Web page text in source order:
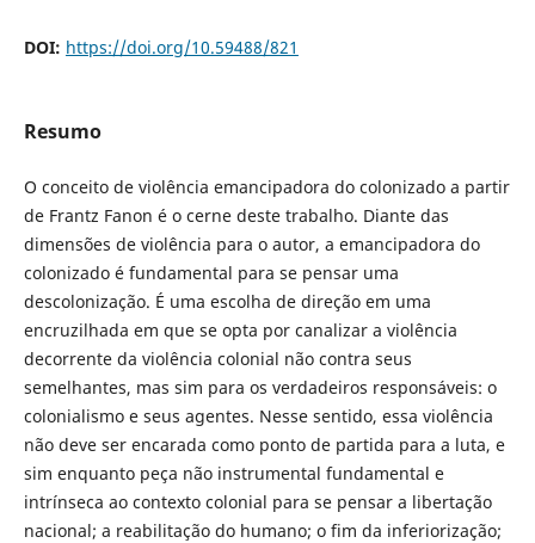
DOI: https://doi.org/10.59488/821
Resumo
O conceito de violência emancipadora do colonizado a partir
de Frantz Fanon é o cerne deste trabalho. Diante das
dimensões de violência para o autor, a emancipadora do
colonizado é fundamental para se pensar uma
descolonização. É uma escolha de direção em uma
encruzilhada em que se opta por canalizar a violência
decorrente da violência colonial não contra seus
semelhantes, mas sim para os verdadeiros responsáveis: o
colonialismo e seus agentes. Nesse sentido, essa violência
não deve ser encarada como ponto de partida para a luta, e
sim enquanto peça não instrumental fundamental e
intrínseca ao contexto colonial para se pensar a libertação
nacional; a reabilitação do humano; o fim da inferiorização;